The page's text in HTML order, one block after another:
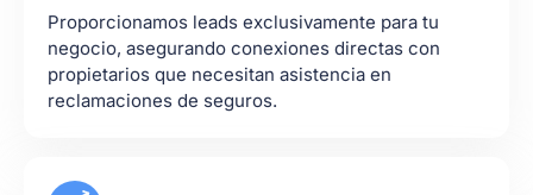
Proporcionamos leads exclusivamente para tu
negocio, asegurando conexiones directas con
propietarios que necesitan asistencia en
reclamaciones de seguros.